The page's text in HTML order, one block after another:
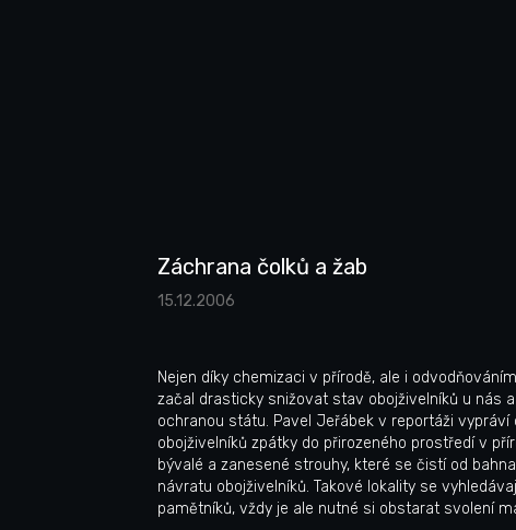
Záchrana čolků a žab
15.12.2006
Nejen díky chemizaci v přírodě, ale i
začal drasticky snižovat stav obojživelníků u nás
ochranou státu. Pavel Jeřábek v reportáži
obojživelníků zpátky do přirozeného prostředí v
bývalé a zanesené strouhy, které se čistí od
návratu obojživelníků. Takové lokality se
pamětníků, vždy je ale nutné si obstarat svolení